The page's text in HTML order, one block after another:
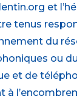
et
tenus
du
ou
et de
à